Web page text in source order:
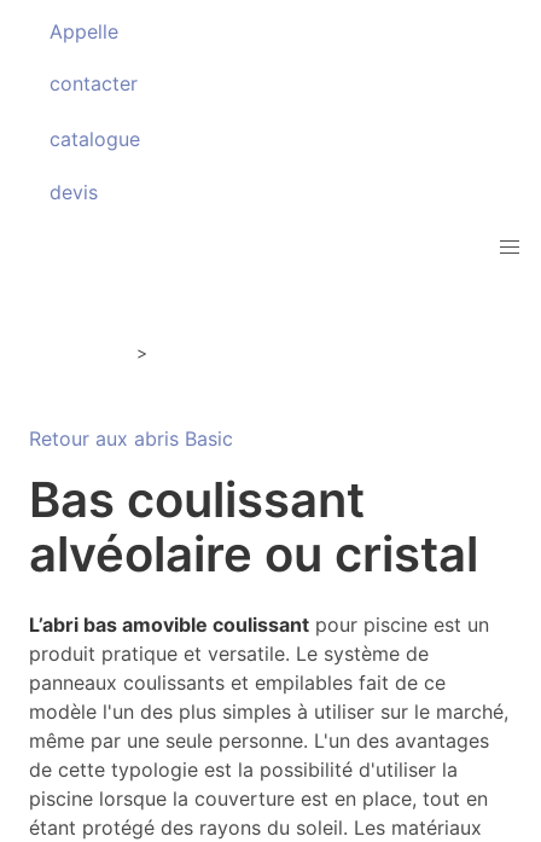
Appelle
contacter
catalogue
devis
>
Retour aux abris Basic
Bas coulissant
alvéolaire ou cristal
L’abri bas amovible coulissant pour piscine est un
produit pratique et versatile. Le système de
panneaux coulissants et empilables fait de ce
modèle l'un des plus simples à utiliser sur le marché,
même par une seule personne. L'un des avantages
de cette typologie est la possibilité d'utiliser la
piscine lorsque la couverture est en place, tout en
étant protégé des rayons du soleil. Les matériaux